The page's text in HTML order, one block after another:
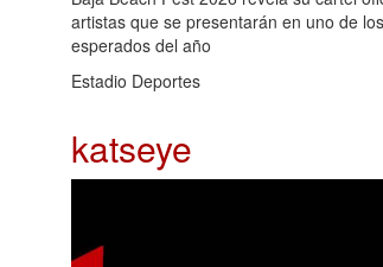
artistas que se presentarán en uno de
esperados del año
Estadio Deportes
katseye